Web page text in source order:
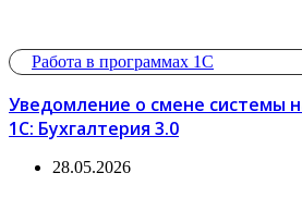
Работа в программах 1С
Уведомление о смене системы
1С: Бухгалтерия 3.0
28.05.2026